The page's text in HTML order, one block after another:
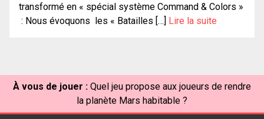
transformé en « spécial système Command & Colors »
: Nous évoquons les « Batailles […] Lire la suite
À vous de jouer : Quel jeu propose aux joueurs de rendre
la planète Mars habitable ?